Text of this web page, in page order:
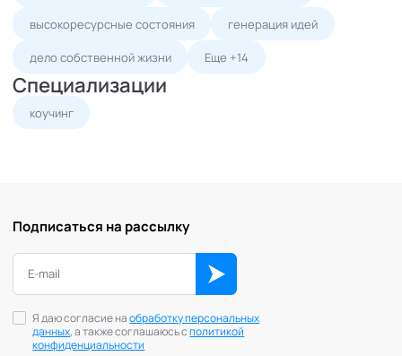
высокоресурсные состояния генерация идей
дело собственной жизни Еще +14
Специализации
коучинг
Подписаться на рассылку
Я даю согласие наобработку персональных
данных, а также соглашаюсь сполитикой
конфиденциальности